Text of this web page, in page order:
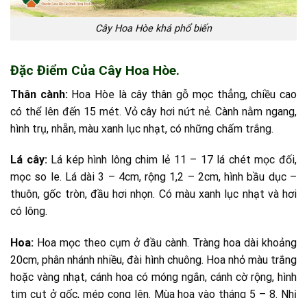
Cây Hoa Hòe khá phổ biến
Đặc Điểm Của Cây Hoa Hòe.
Thân cành:Hoa Hòe là cây thân gỗ mọc thẳng, chiều cao
có thể lên đến 15 mét. Vỏ cây hơi nứt nẻ. Cành nằm ngang,
hình trụ, nhẵn, màu xanh lục nhạt, có những chấm trắng.
Lá cây:Lá kép hình lông chim lẻ 11 – 17 lá chét mọc đối,
mọc so le. Lá dài 3 – 4cm, rộng 1,2 – 2cm, hình bầu dục –
thuôn, gốc tròn, đầu hơi nhọn. Có màu xanh lục nhạt và hơi
có lông.
Hoa: Hoa mọc theo cụm ở đầu cành. Tràng hoa dài khoảng
20cm, phân nhánh nhiều, đài hình chuông. Hoa nhỏ màu trắng
hoặc vàng nhạt, cánh hoa có móng ngắn, cánh cờ rộng, hình
tim cụt ở gốc, mép cong lên. Mùa hoa vào tháng 5 – 8. Nhị